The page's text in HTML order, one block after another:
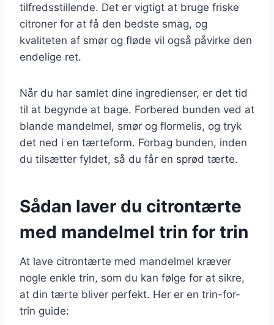
tilfredsstillende. Det er vigtigt at bruge friske
citroner for at få den bedste smag, og
kvaliteten af smør og fløde vil også påvirke den
endelige ret.
Når du har samlet dine ingredienser, er det tid
til at begynde at bage. Forbered bunden ved at
blande mandelmel, smør og flormelis, og tryk
det ned i en tærteform. Forbag bunden, inden
du tilsætter fyldet, så du får en sprød tærte.
Sådan laver du citrontærte
med mandelmel trin for trin
At lave citrontærte med mandelmel kræver
nogle enkle trin, som du kan følge for at sikre,
at din tærte bliver perfekt. Her er en trin-for-
trin guide: